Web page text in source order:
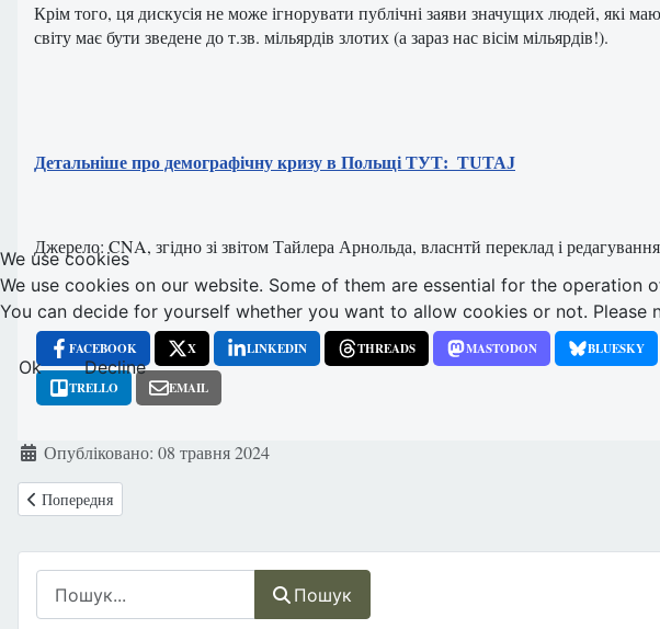
Пошук
Крім того, ця дискусія не може ігнорувати публічні заяви значущих людей, які
світу має бути зведене до т.зв. мільярдів злотих (а зараз нас вісім мільярдів!).
Детальніше про демографічну кризу в Польщі ТУТ: TUTAJ
Джерело: CNA, згідно зі звітом Тайлера Арнольда, власнтй переклад і редагування
FACEBOOK X LINKEDIN THREADS MASTODON BLUESKY
TRELLO EMAIL
ДеталіОпубліковано: 08 травня 2024
Попередня стаття: Іспанія: Конституційний суд підтвердив покарання для людей, які моляться
Попередня
We use cookies
We use cookies on our website. Some of them are essential for the
You can decide for yourself whether you want to allow cookies or not.
Ok
Decline